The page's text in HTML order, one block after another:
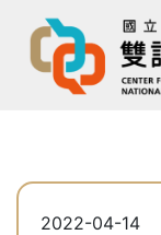
2022-04-14